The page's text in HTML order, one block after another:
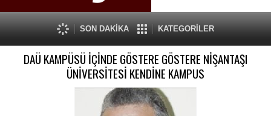
SON DAKİKA KATEGORİLER
DAÜ KAMPÜSÜ İÇİNDE GÖSTERE GÖSTERE NİŞANTAŞI
ÜNİVERSİTESİ KENDİNE KAMPUS